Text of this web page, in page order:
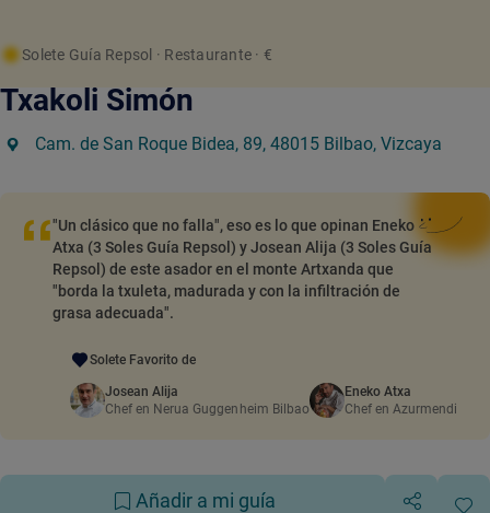
Solete Guía Repsol · Restaurante · €
Txakoli Simón
Cam. de San Roque Bidea, 89, 48015 Bilbao, Vizcaya
"Un clásico que no falla", eso es lo que opinan Eneko
Atxa (3 Soles Guía Repsol) y Josean Alija (3 Soles Guía
Repsol) de este asador en el monte Artxanda que
"borda la txuleta, madurada y con la infiltración de
grasa adecuada".
Solete Favorito de
Josean Alija
Chef en Nerua Guggenheim Bilbao
Eneko Atxa
Chef en Azurmendi
Añadir a mi guía